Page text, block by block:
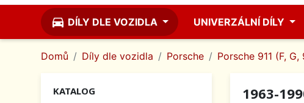
directions_car DÍLY DLE VOZIDLA UNIVERZÁLNÍ DÍLY
Domů Díly dle vozidla Porsche Porsche 911 (F, G,
KATALOG
1963-